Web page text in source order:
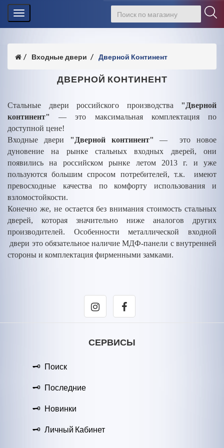
Toggle
navigation
Входные двери Дверной Континент
ДВЕРНОЙ КОНТИНЕНТ
Стальные двери российского производства "Дверной
континент"
— это максимальная комплектация по
доступной цене!
Входные двери "Дверной континент" — это новое
дуновение на рынке стальных входных дверей, они
появились на российском рынке летом 2013 г. и уже
пользуются большим спросом потребителей, т.к. имеют
превосходные качества по комфорту использования и
взломостойкости.
Конечно же, не остается без внимания стоимость стальных
дверей, которая значительно ниже аналогов других
производителей. Особенности металлической входной
двери это обязательное наличие МДФ-панели с внутренней
стороны и комплектация фирменными замками.
СЕРВИСЫ
Поиск
Последние
Новинки
Личный Кабинет